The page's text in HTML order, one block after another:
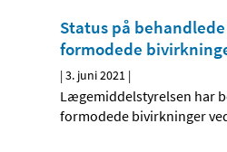
Status på
formodede
|3. juni 2021 |
Lægemiddelstyrelsen har
formodede bivirkninger